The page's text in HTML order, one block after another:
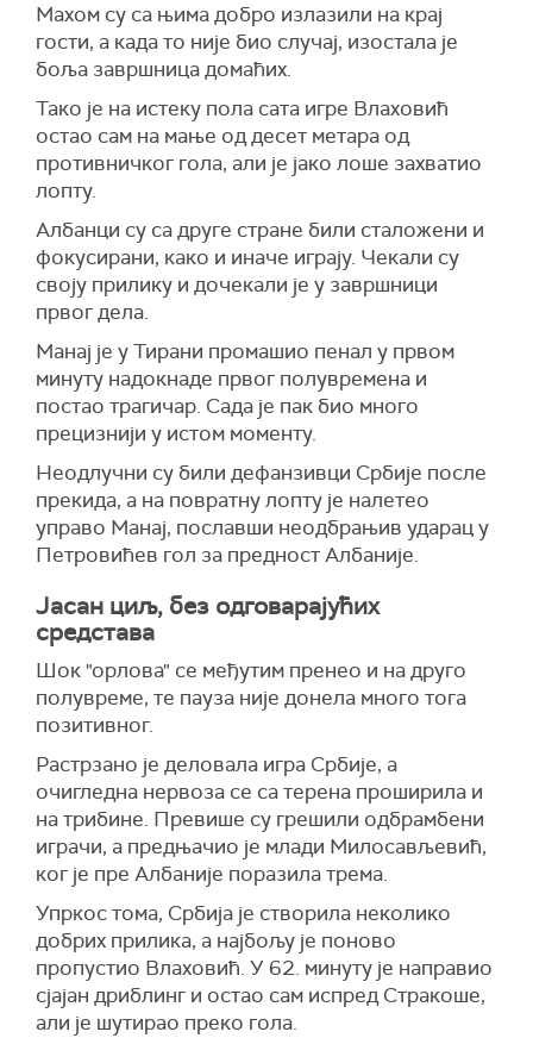
Махом су са њима добро излазили на крај
гости, а када то није био случај, изостала је
боља завршница домаћих.
Тако је на истеку пола сата игре Влаховић
остао сам на мање од десет метара од
противничког гола, али је јако лоше захватио
лопту.
Албанци су са друге стране били сталожени и
фокусирани, како и иначе играју. Чекали су
своју прилику и дочекали је у завршници
првог дела.
Манај је у Тирани промашио пенал у првом
минуту надокнаде првог полувремена и
постао трагичар. Сада је пак био много
прецизнији у истом моменту.
Неодлучни су били дефанзивци Србије после
прекида, а на повратну лопту је налетео
управо Манај, пославши неодбрањив ударац у
Петровићев гол за предност Албаније.
Јасан циљ, без одговарајућих
средстава
Шок "орлова" се међутим пренео и на друго
полувреме, те пауза није донела много тога
позитивног.
Растрзано је деловала игра Србије, а
очигледна нервоза се са терена проширила и
на трибине. Превише су грешили одбрамбени
играчи, а предњачио је млади Милосављевић,
ког је пре Албаније поразила трема.
Упркос тома, Србија је створила неколико
добрих прилика, а најбољу је поново
пропустио Влаховић. У 62. минуту је направио
сјајан дриблинг и остао сам испред Стракоше,
али је шутирао преко гола.